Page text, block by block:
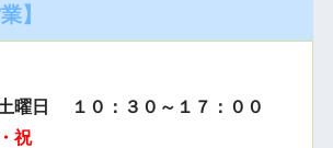
】
曜日 １０：３０～１７：００
祝